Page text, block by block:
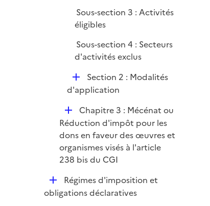
Sous-section 3 : Activités
éligibles
Sous-section 4 : Secteurs
d'activités exclus
D
é
l
i
e
r
Section 2 : Modalités
d'application
D
é
p
l
r
Chapitre 3 : Mécénat ou
Réduction d'impôt pour les
dons en faveur des œuvres et
organismes visés à l'article
238 bis du CGI
D
é
Régimes d'imposition et
obligations déclaratives